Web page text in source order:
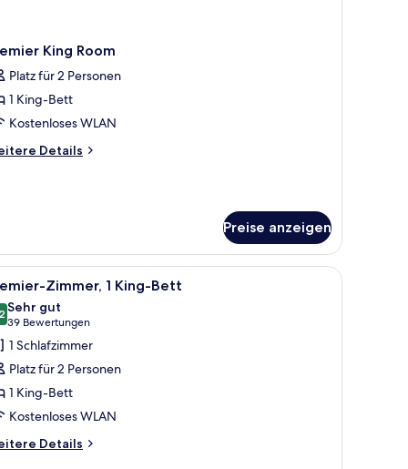
King Room
Platz für 2 Personen
1 King-Bett
Kostenloses WLAN
Details
Preise anzeigen
Stadt.'LEGENDARY VEGAS FUN'. Ein modernes Hotelzimmer mit einem
5 Zimmer, 1 King-Bett
von 10
Sehr gut
39 Bewertungen
(39
Bewertungen)
1 Schlafzimmer
Platz für 2 Personen
1 King-Bett
Kostenloses WLAN
Details